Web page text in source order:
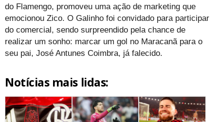
do Flamengo, promoveu uma ação de marketing que
emocionou Zico. O Galinho foi convidado para participar
do comercial, sendo surpreendido pela chance de
realizar um sonho: marcar um gol no Maracanã para o
seu pai, José Antunes Coimbra, já falecido.
Notícias mais lidas: